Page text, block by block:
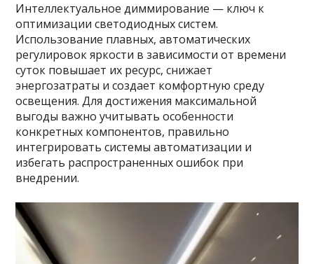
Интеллектуальное диммирование — ключ к
оптимизации светодиодных систем.
Использование плавных, автоматических
регулировок яркости в зависимости от времени
суток повышает их ресурс, снижает
энергозатраты и создает комфортную среду
освещения. Для достижения максимальной
выгоды важно учитывать особенности
конкретных компонентов, правильно
интегрировать системы автоматизации и
избегать распространенных ошибок при
внедрении.